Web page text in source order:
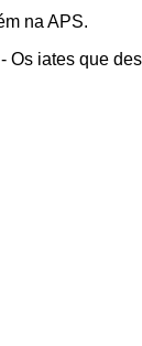
na APS.
- Os iates que